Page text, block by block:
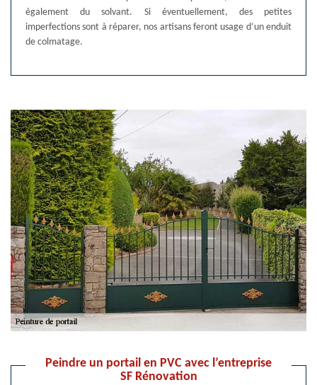
également du solvant. Si éventuellement, des petites
imperfections sont à réparer, nos artisans feront usage d’un enduit
de colmatage.
Peindre un portail en PVC avec l’entreprise
SF Rénovation